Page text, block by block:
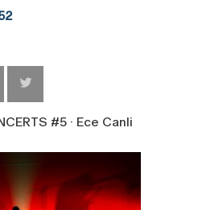
#5 · Ece Canli